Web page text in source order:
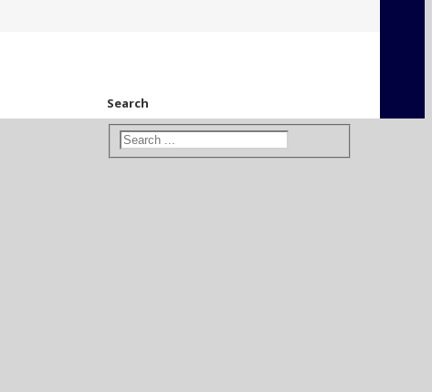
Search